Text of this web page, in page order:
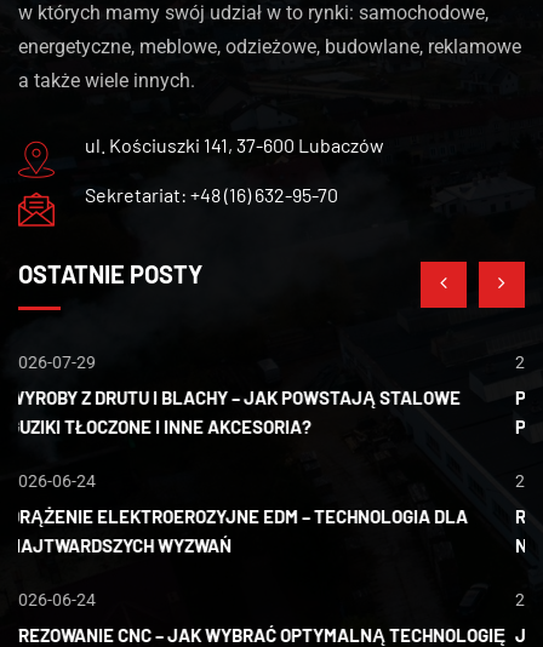
w których mamy swój udział w to rynki: samochodowe,
energetyczne, meblowe, odzieżowe, budowlane, reklamowe
a także wiele innych.
ul. Kościuszki 141, 37-600 Lubaczów
Sekretariat: +48 (16) 632-95-70
OSTATNIE POSTY
2026-06-11
PRECYZYJNA OBRÓBKA CNC W PRZEMYŚLE – USŁUGI CNC DLA
PRODUKCJI SERYJNEJ I INDYWIDUALNEJ
2026-06-11
RODZAJE POWŁOK GALWANICZNYCH W PRZEMYŚLE: CYNK,
NIKIEL, MIEDŹ, MOSIĄDZ I CYNA
2026-04-22
JAKOŚĆ I TRWAŁOŚĆ – STANDARDY POWŁOK GALWANICZNYCH